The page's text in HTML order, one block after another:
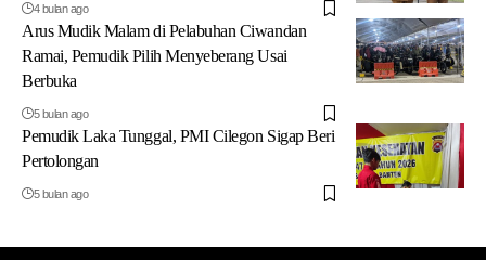
4 bulan ago
Arus Mudik Malam di Pelabuhan Ciwandan
Ramai, Pemudik Pilih Menyeberang Usai
Berbuka
5 bulan ago
Pemudik Laka Tunggal, PMI Cilegon Sigap Beri
Pertolongan
5 bulan ago